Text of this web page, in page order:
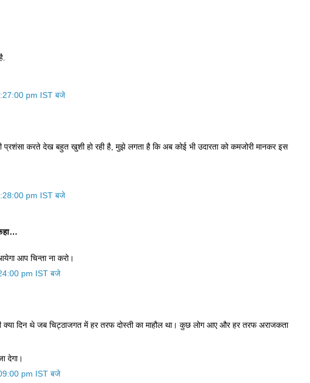
pm IST बजे
करते देख बहुत खुशी हो रही है, मुझे लगता है कि अब कोई भी उदारता को कमजोरी मानकर इस
pm IST बजे
आप चिन्ता ना करो।
pm IST बजे
क्या दिन थे जब चिट्ठाजगत में हर तरफ दोस्ती का माहौल था। कुछ लोग आए और हर तरफ अराजकता
देगा।
pm IST बजे